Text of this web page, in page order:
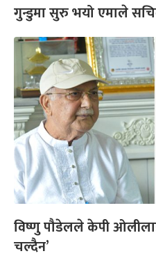
गुन्डुमा सुरु भयो एमाले
विष्णु पौडेलले केपी ओलीलाई
चल्दैन’